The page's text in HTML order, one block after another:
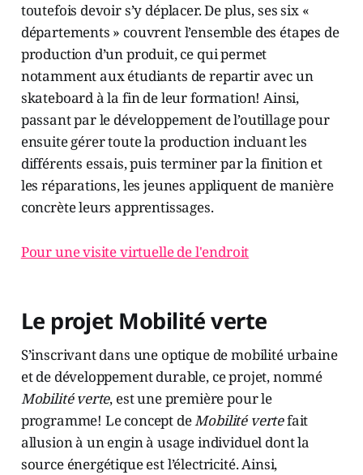
toutefois devoir s’y déplacer. De plus, ses six «
départements » couvrent l’ensemble des étapes de
production d’un produit, ce qui permet
notamment aux étudiants de repartir avec un
skateboard à la fin de leur formation! Ainsi,
passant par le développement de l’outillage pour
ensuite gérer toute la production incluant les
différents essais, puis terminer par la finition et
les réparations, les jeunes appliquent de manière
concrète leurs apprentissages.
Pour une visite virtuelle de l'endroit
Le projet Mobilité verte
S’inscrivant dans une optique de mobilité urbaine
et de développement durable, ce projet, nommé
Mobilité verte, est une première pour le
programme! Le concept deMobilité vertefait
allusion à un engin à usage individuel dont la
source énergétique est l’électricité. Ainsi,